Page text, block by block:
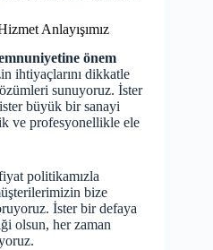
Anlayışımız
önem
ihtiyaçlarını dikkatle
sunuyoruz. İster
büyük bir sanayi
ve profesyonellikle ele
politikamızla
bize
İster bir defaya
olsun, her zaman